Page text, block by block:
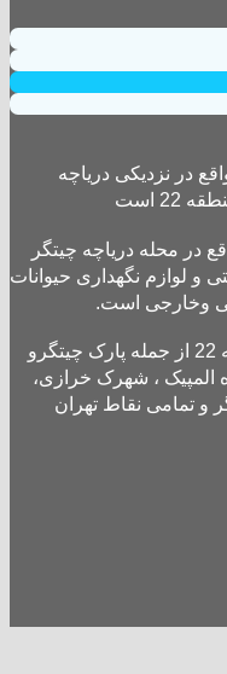
شاپ نینی پت پت شاپ منطقه 22 واقع در نزدیکی دریاچه
است
در محله دریاچه چیتگر
و لوازم نگهداری حیوانات
وخارجی است.
پت شاپ نینی پت به تمامی نقاط منطقه 22 از جمله پارک چیتگرو
المپیک ، شهرک خرازی،
و تمامی نقاط تهران